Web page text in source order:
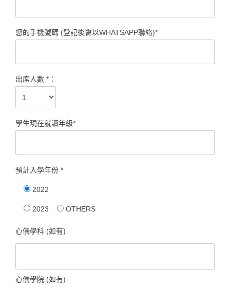
您的手機號碼 (登記後會以WHATSAPP聯絡)*
出席人數 *：
學生現在就讀年級*
預計入學年份 *
2022
2023 OTHERS
心儀學科 (如有)
心儀學院 (如有)